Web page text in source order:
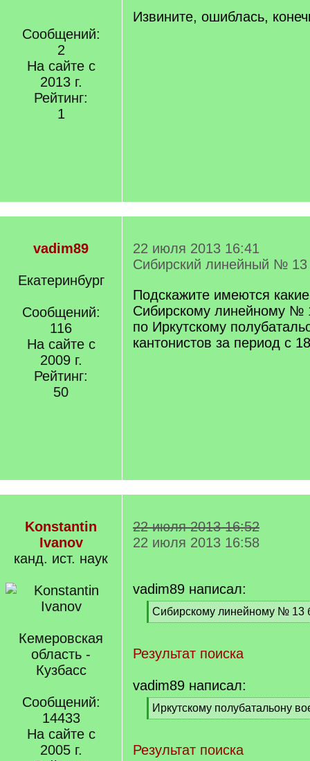
Сообщений:
2
На сайте с
2013 г.
Рейтинг:
1
Извините, ошиблась,
vadim89
Екатеринбург
Сообщений:
116
На сайте с
2009 г.
Рейтинг:
50
22 июля 2013 16:41
Сибирский линейный № 13
Подскажите имеются
Сибирскому линейному №
по Иркутскому
кантонистов за период с
Konstantin
Ivanov
канд. ист. наук
Кемеровская
область -
Кузбасс
Сообщений:
14433
На сайте с
2005 г.
22 июля 2013 16:52
22 июля 2013 16:58
vadim89 написал:
[
q
Сибирскому линейному № 13
[
q
]
Результат поиска
vadim89 написал:
[
q
Иркутскому полубатальону
[
q
]
Результат поиска